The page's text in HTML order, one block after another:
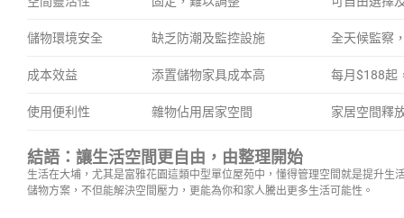
儲物環境安全 缺乏防潮及監控設施 全天候監察
成本效益 添置儲物家具成本高 每月$188起
使用便利性 雜物佔用居家空間 家居空間釋
結語：讓生活空間更自由，由整理開始
生活在大埔，尤其是富雅花園這類中型單位屋苑中，懂得管理空間就是提升生
儲物方案，不但能解決空間壓力，更能為你和家人騰出更多生活可能性。